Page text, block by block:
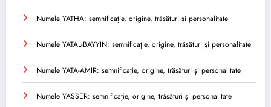
Numele YATHA: semnificație, origine, trăsături și personalitate
Numele YATAL-BAYYIN: semnificație, origine, trăsături și personalitate
Numele YATA-AMIR: semnificație, origine, trăsături și personalitate
Numele YASSER: semnificație, origine, trăsături și personalitate